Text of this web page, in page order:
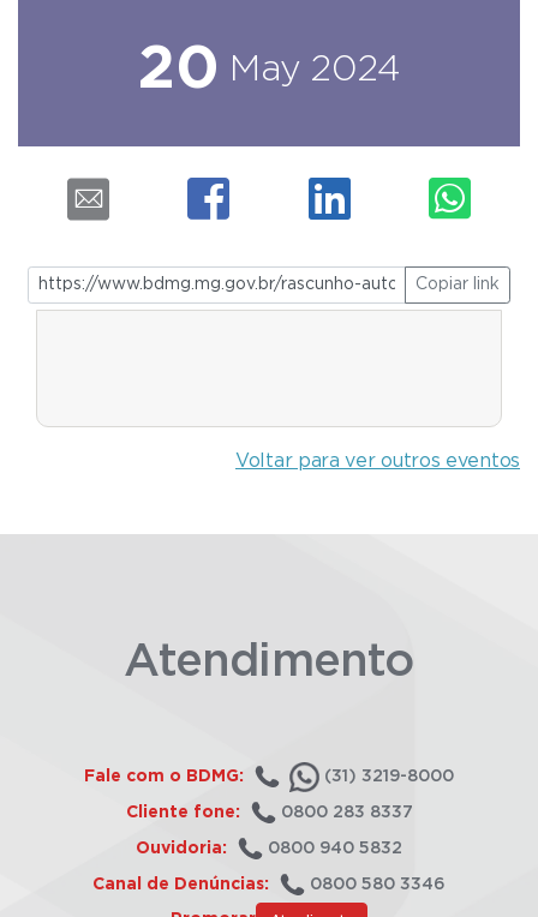
20 May 2024
Copiar link
Voltar para ver outros eventos
Atendimento
Fale com o BDMG: (31) 3219-8000
Cliente fone: 0800 283 8337
Ouvidoria: 0800 940 5832
Canal de Denúncias: 0800 580 3346